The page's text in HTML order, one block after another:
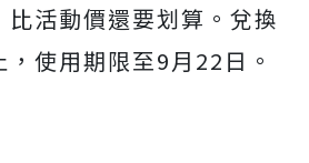
活動價還要划算。兌換
使用期限至9月22日。